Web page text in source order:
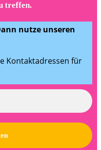
treffen.
nutze unseren
Kontaktadressen für